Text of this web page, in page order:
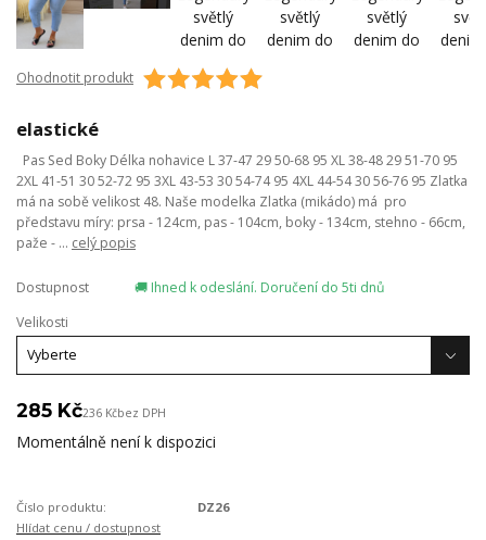
Ohodnotit produkt
elastické
Pas Sed Boky Délka nohavice L 37-47 29 50-68 95 XL 38-48 29 51-70 95
2XL 41-51 30 52-72 95 3XL 43-53 30 54-74 95 4XL 44-54 30 56-76 95 Zlatka
má na sobě velikost 48. Naše modelka Zlatka (mikádo) má pro
představu míry: prsa - 124cm, pas - 104cm, boky - 134cm, stehno - 66cm,
paže - ... celý popis
Dostupnost
🚚 Ihned k odeslání. Doručení do 5ti dnů
Velikosti
285 Kč236 Kčbez DPH
Momentálně není k dispozici
Číslo produktu:
DZ26
Hlídat cenu / dostupnost